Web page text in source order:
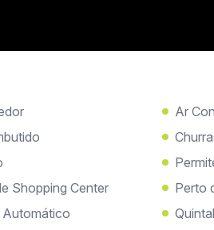
Ar
Shopping Center
Perto
Quintal